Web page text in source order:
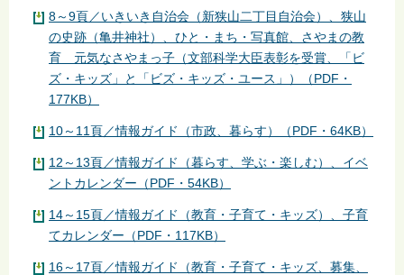
8～9頁／いきいき自治会（新狭山二丁目自治会）、狭山
の史跡（亀井神社）、ひと・まち・写真館、さやまの教
育 元気なさやまっ子（文部科学大臣表彰を受賞、「ビ
ズ・キッズ」と「ビズ・キッズ・ユース」）（PDF・
177KB）
10～11頁／情報ガイド（市政、暮らす）（PDF・64KB）
12～13頁／情報ガイド（暮らす、学ぶ・楽しむ）、イベ
ントカレンダー（PDF・54KB）
14～15頁／情報ガイド（教育・子育て・キッズ）、子育
てカレンダー（PDF・117KB）
16～17頁／情報ガイド（教育・子育て・キッズ、募集、